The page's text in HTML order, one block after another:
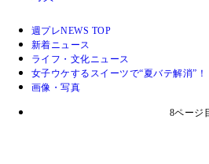
週プレNEWS TOP
新着ニュース
ライフ・文化ニュース
女子ウケするスイーツで“夏バテ解消”
画像・写真
8ページ